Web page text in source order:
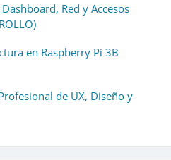
Red y Accesos
en Raspberry Pi 3B
de UX, Diseño y